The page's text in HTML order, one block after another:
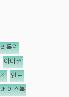
독립
아마존
인도
페이스북